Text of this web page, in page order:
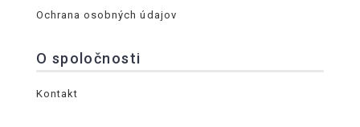
Ochrana osobných údajov
O spoločnosti
Kontakt